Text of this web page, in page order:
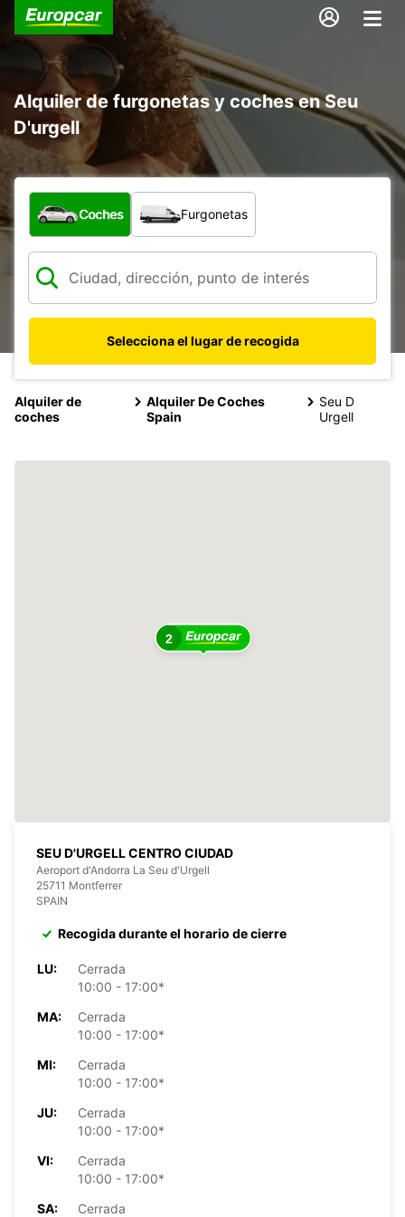
Alquiler de furgonetas y coches en Seu
D'urgell
¿Qué tipo de vehículo?
Coches Furgonetas
Selecciona el lugar de recogida
Alquiler de
coches
Alquiler De Coches
Spain
Seu D
Urgell
2
SEU D'URGELL CENTRO CIUDAD
Aeroport d'Andorra La Seu d'Urgell
25711 Montferrer
SPAIN
Recogida durante el horario de cierre
LU:
Cerrada
10:00 - 17:00*
MA:
Cerrada
10:00 - 17:00*
MI:
Cerrada
10:00 - 17:00*
JU:
Cerrada
10:00 - 17:00*
VI:
Cerrada
10:00 - 17:00*
SA:
Cerrada